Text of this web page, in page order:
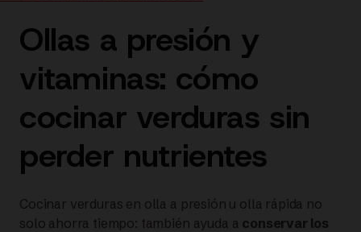
Ollas a presión y
vitaminas: cómo
cocinar verduras sin
perder nutrientes
Cocinar verduras en olla a presión u olla rápida no
solo ahorra tiempo: también ayuda a conservar los